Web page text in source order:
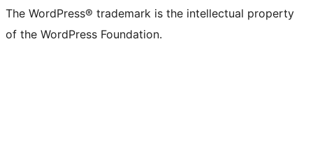
The WordPress® trademark is the intellectual property
of the WordPress Foundation.